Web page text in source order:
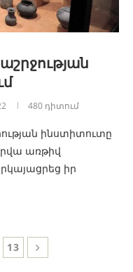
480 դիտում
ինստիտուտը
առթիվ
իր
13